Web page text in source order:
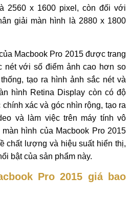
2560 x 1600 pixel, còn đối với
giải màn hình là 2880 x 1800
Macbook Pro 2015 được trang
nét với số điểm ảnh cao hơn so
tạo ra hình ảnh sắc nét và
hình Retina Display còn có độ
xác và góc nhìn rộng, tạo ra
và làm việc trên máy tính vô
hình của Macbook Pro 2015
chất lượng và hiệu suất hiển thị,
bật của sản phẩm này.
Pro 2015 giá bao